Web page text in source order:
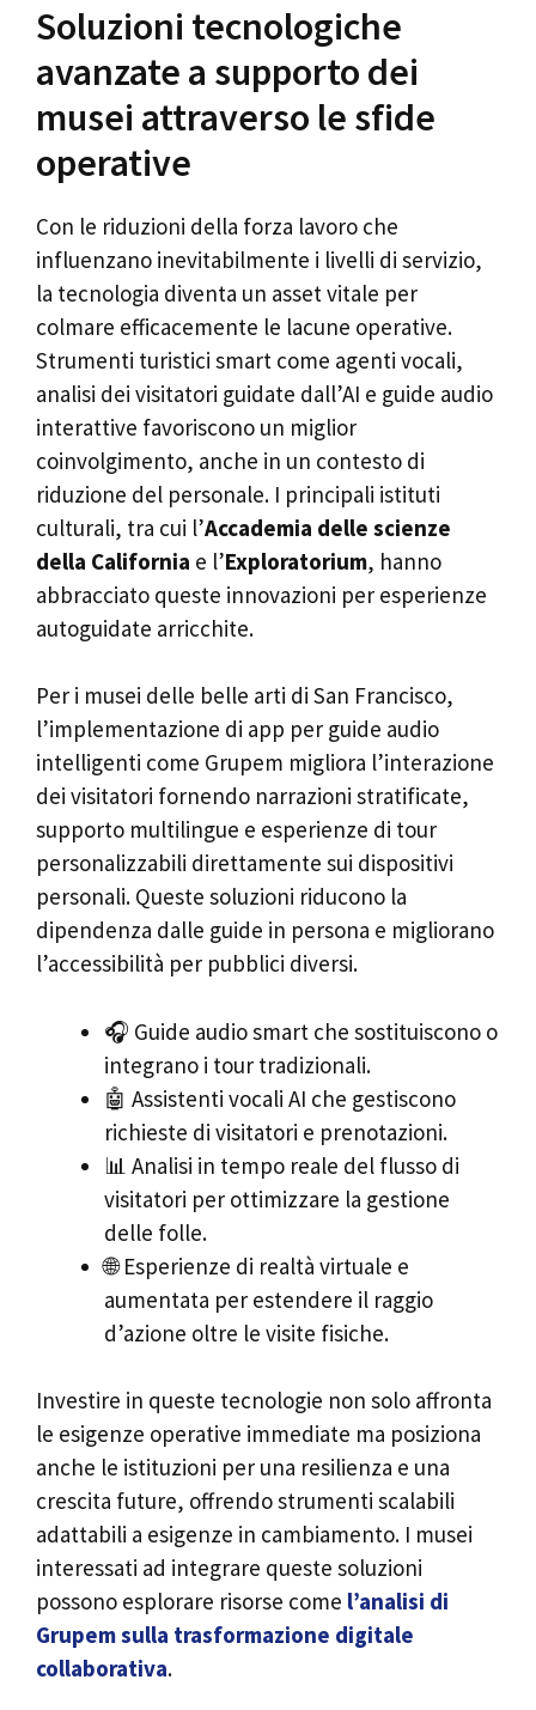
Soluzioni tecnologiche
avanzate a supporto dei
musei attraverso le sfide
operative
Con le riduzioni della forza lavoro che
influenzano inevitabilmente i livelli di servizio,
la tecnologia diventa un asset vitale per
colmare efficacemente le lacune operative.
Strumenti turistici smart come agenti vocali,
analisi dei visitatori guidate dall’AI e guide audio
interattive favoriscono un miglior
coinvolgimento, anche in un contesto di
riduzione del personale. I principali istituti
culturali, tra cui l’Accademia delle scienze
della California e l’Exploratorium, hanno
abbracciato queste innovazioni per esperienze
autoguidate arricchite.
Per i musei delle belle arti di San Francisco,
l’implementazione di app per guide audio
intelligenti come Grupem migliora l’interazione
dei visitatori fornendo narrazioni stratificate,
supporto multilingue e esperienze di tour
personalizzabili direttamente sui dispositivi
personali. Queste soluzioni riducono la
dipendenza dalle guide in persona e migliorano
l’accessibilità per pubblici diversi.
🎧 Guide audio smart che sostituiscono o
integrano i tour tradizionali.
🤖 Assistenti vocali AI che gestiscono
richieste di visitatori e prenotazioni.
📊 Analisi in tempo reale del flusso di
visitatori per ottimizzare la gestione
delle folle.
🌐 Esperienze di realtà virtuale e
aumentata per estendere il raggio
d’azione oltre le visite fisiche.
Investire in queste tecnologie non solo affronta
le esigenze operative immediate ma posiziona
anche le istituzioni per una resilienza e una
crescita future, offrendo strumenti scalabili
adattabili a esigenze in cambiamento. I musei
interessati ad integrare queste soluzioni
possono esplorare risorse come l’analisi di
Grupem sulla trasformazione digitale
collaborativa.